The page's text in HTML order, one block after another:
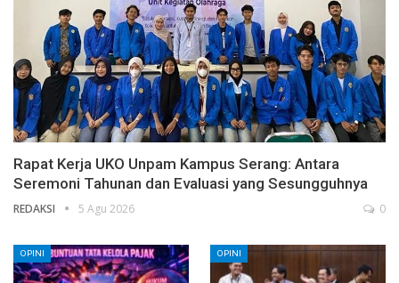
Rapat Kerja UKO Unpam Kampus Serang: Antara
Seremoni Tahunan dan Evaluasi yang Sesungguhnya
REDAKSI 5 Agu 2026 0
OPINI OPINI